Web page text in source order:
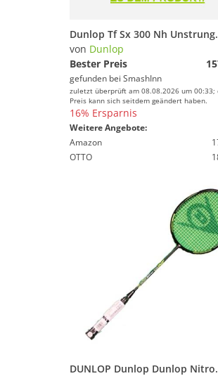
Dunlop Tf
von Dunlop
Bester Preis
gefunden bei SmashInn
zuletzt überprüft am 08.08.2026 um 00:33;
Preis kann sich seitdem geändert haben.
16% Ersparnis
Weitere Angebote:
Amazon
OTTO
DUNLOP Dunlop Dunlop